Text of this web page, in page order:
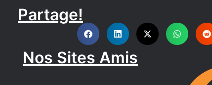
DISCORD
Partage!
Nos Sites Amis